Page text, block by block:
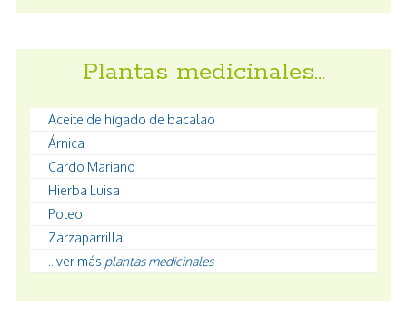
Plantas medicinales…
Aceite de hígado de bacalao
Árnica
Cardo Mariano
Hierba Luisa
Poleo
Zarzaparrilla
...ver más plantas medicinales